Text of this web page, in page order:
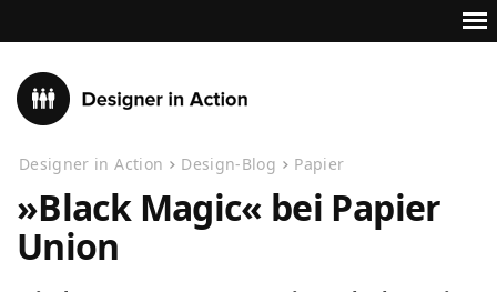
Designer in Action Design-Blog Papier
»Black Magic« bei Papier
Union